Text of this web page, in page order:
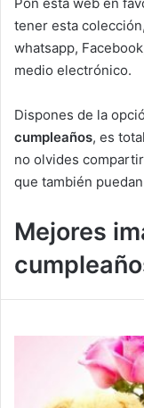
tener esta
whatsapp,
medio electrónico.
Dispones de la
cumpleaños, es
no olvides
que también
Mejores